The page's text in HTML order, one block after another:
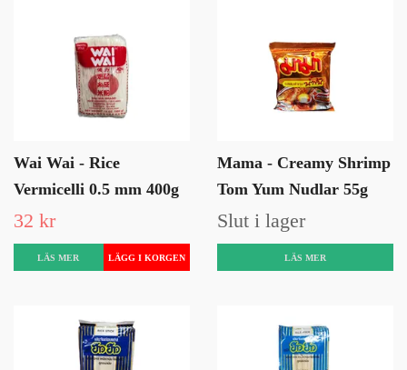
Wai Wai - Rice
Vermicelli 0.5 mm 400g
32 kr
LÄS MER
Mama - Creamy Shrimp
Tom Yum Nudlar 55g
Slut i lager
LÄS MER